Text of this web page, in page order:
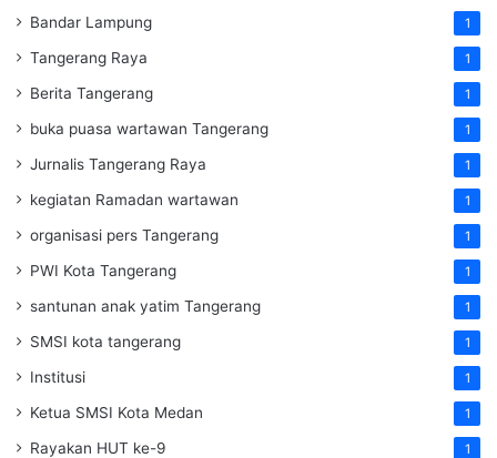
Bandar Lampung 1
Tangerang Raya 1
Berita Tangerang 1
buka puasa wartawan Tangerang 1
Jurnalis Tangerang Raya 1
kegiatan Ramadan wartawan 1
organisasi pers Tangerang 1
PWI Kota Tangerang 1
santunan anak yatim Tangerang 1
SMSI kota tangerang 1
Institusi 1
Ketua SMSI Kota Medan 1
Rayakan HUT ke-9 1